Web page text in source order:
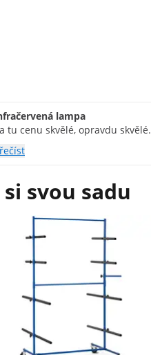
lampa
tu cenu skvělé, opravdu skvělé.
svou sadu